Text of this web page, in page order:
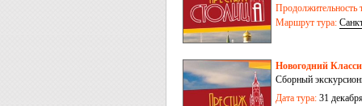
Продолжительность
Маршрут тура:
Новогодний
Сборный
Дата тура: 31